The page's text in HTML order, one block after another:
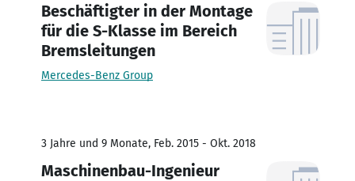
Beschäftigter in der Montage
für die S-Klasse im Bereich
Bremsleitungen
Mercedes-Benz Group
3 Jahre und 9 Monate, Feb. 2015 - Okt. 2018
Maschinenbau-Ingenieur